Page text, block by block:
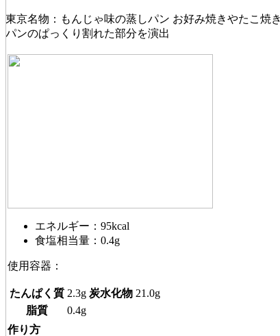
東京名物：もんじゃ味の蒸しパン お好み焼きやたこ焼
パンのぱっくり割れた部分を演出
エネルギー：95kcal
食塩相当量：0.4g
使用容器：
たんぱく質 2.3g 炭水化物 21.0g
脂質
0.4g
作り方